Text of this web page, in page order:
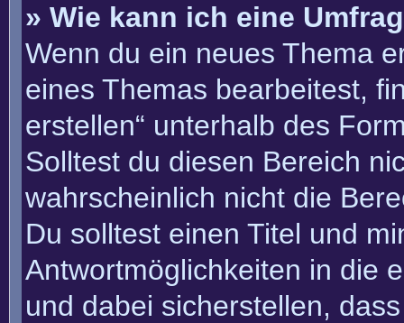
» Wie kann ich eine
Wenn du ein neues Thema
eines Themas bearbeitest,
erstellen“ unterhalb des
Solltest du diesen Bereich
wahrscheinlich nicht die
Du solltest einen Titel und
Antwortmöglichkeiten in die
und dabei sicherstellen,